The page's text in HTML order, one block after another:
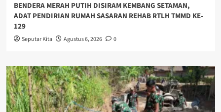
BENDERA MERAH PUTIH DISIRAM KEMBANG SETAMAN,
ADAT PENDIRIAN RUMAH SASARAN REHAB RTLH TMMD KE-
129
Seputar Kita Agustus 6, 2026 0